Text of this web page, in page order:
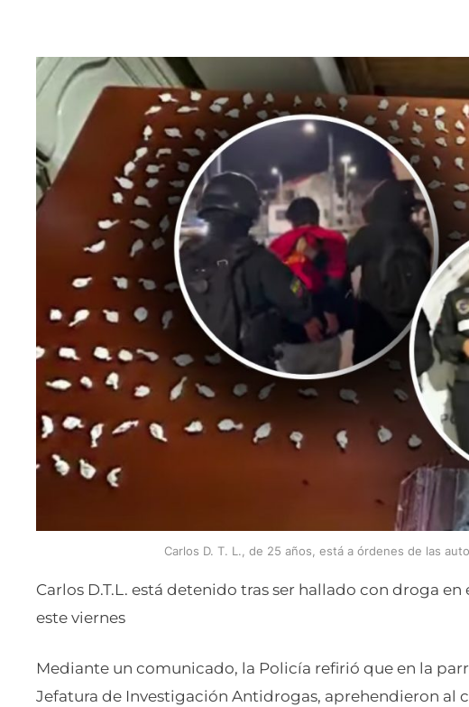
Carlos D. T. L., de 25 años, está a órdenes de las
Carlos D.T.L. está detenido tras ser hallado con droga
este viernes
Mediante un comunicado, la Policía refirió que en la
Jefatura de Investigación Antidrogas, aprehendieron al